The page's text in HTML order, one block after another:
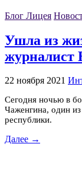
Блог Лицея
Ушла из
журналист
22 ноября 2021
Сегодня ночью в
Чаженгина, один
республики.
Далее →